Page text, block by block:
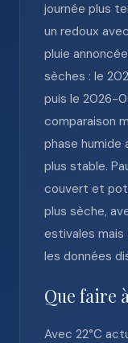
journée plus
un redoux
pluie
sèches : le
puis le 2026-
comparaison
phase humide
plus stable.
couvert et
plus sèche,
estivales mais
les données
Que faire
Avec 22°C